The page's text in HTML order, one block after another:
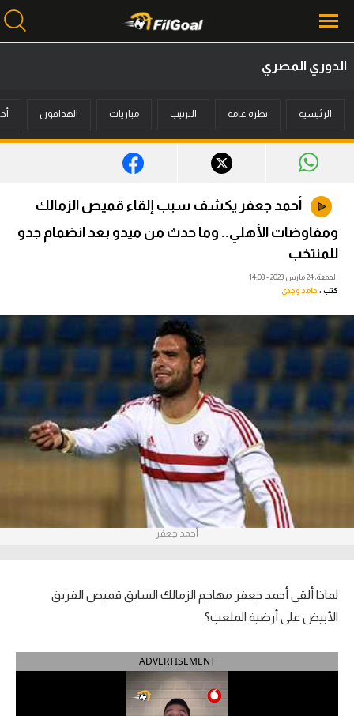
أخبار
فانتازي في الجول
مسابقة التوقعات
فيديوهات
عدسات
آراء حرة
ركن الألعاب
بطولات
أمريكا 2026
الدوري المصري
الدوري الإسباني
الدوري المصري
الرئيسية نظرة عامة الترتيب مباريات الهدافون
أحمد جعفر يكشف سبب إلقاء قميص الزمالك
ومفاوضات الأهلي.. وما حدث من ميدو بعد انضمام جدو
للمنتخب
الجمعة، 24 مارس 2023 - 14:03
كتب : حامد وجدي
أحمد جعفر
لماذا ألقى أحمد جعفر مهاجم الزمالك السابق قميص الفريق
الأبيض على أرضية الملعب؟
ADVERTISEMENT